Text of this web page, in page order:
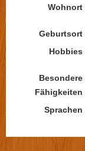
Wohnort
Geburtsort
Hobbies
Besondere
Fähigkeiten
Sprachen